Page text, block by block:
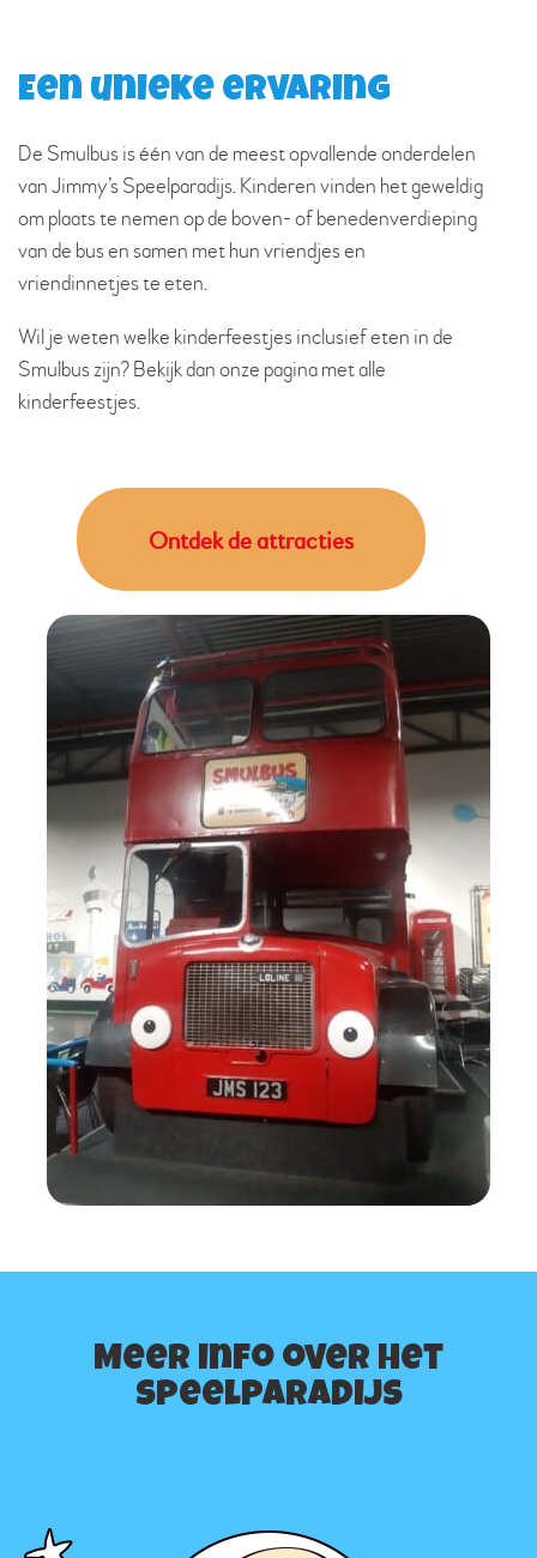
Een unieke ervaring
De Smulbus is één van de meest opvallende onderdelen
van Jimmy’s Speelparadijs. Kinderen vinden het geweldig
om plaats te nemen op de boven- of benedenverdieping
van de bus en samen met hun vriendjes en
vriendinnetjes te eten.
Wil je weten welke kinderfeestjes inclusief eten in de
Smulbus zijn? Bekijk dan onze pagina met alle
kinderfeestjes.
Ontdek de attracties
Meer info over het
speelparadijs